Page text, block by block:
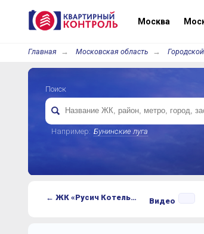
Москва
Главная Московская область
Поиск
Например: Бунинские луга
← ЖК «Русич Котельники Парк» Видео